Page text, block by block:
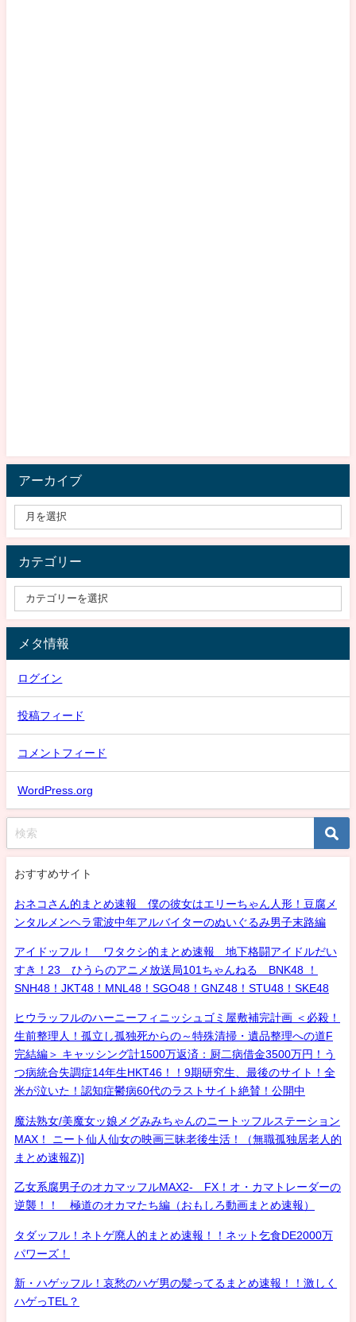
アーカイブ
カテゴリー
メタ情報
ログイン
投稿フィード
コメントフィード
WordPress.org
おすすめサイト
おネコさん的まとめ速報 僕の彼女はエリーちゃん人形！豆腐メ
ンタルメンヘラ電波中年アルバイターのぬいぐるみ男子末路編
アイドッフル！ ワタクシ的まとめ速報 地下格闘アイドルだい
すき！23 ひうらのアニメ放送局101ちゃんねる BNK48 ！
SNH48！JKT48！MNL48！SGO48！GNZ48！STU48！SKE48
ヒウラッフルのハーニーフィニッシュゴミ屋敷補完計画 ＜必殺！
生前整理人！孤立し孤独死からの～特殊清掃・遺品整理への道F
完結編＞ キャッシング計1500万返済：厨二病借金3500万円！う
つ病統合失調症14年生HKT46！！9期研究生、最後のサイト！全
米が泣いた！認知症鬱病60代のラストサイト絶賛！公開中
魔法熟女/美魔女ッ娘メグみみちゃんのニートッフルステーション
MAX！ ニート仙人仙女の映画三昧老後生活！（無職孤独居老人的
まとめ速報Z)]
乙女系腐男子のオカマッフルMAX2- FX！オ・カマトレーダーの
逆襲！！ 極道のオカマたち編（おもしろ動画まとめ速報）
タダッフル！ネトゲ廃人的まとめ速報！！ネット乞食DE2000万
パワーズ！
新・ハゲッフル！哀愁のハゲ男の髪ってるまとめ速報！！激しく
ハゲっTEL？